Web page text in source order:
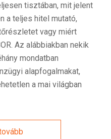
tisztában, mit jelent
a teljes hitel mutató,
vagy miért
Az alábbiakban nekik
mondatban
alapfogalmakat,
a mai világban